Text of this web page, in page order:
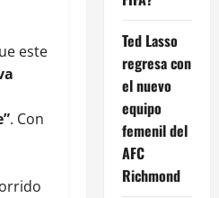
este
. Con
Ted Lasso
regresa con
el nuevo
equipo
femenil del
AFC
Richmond